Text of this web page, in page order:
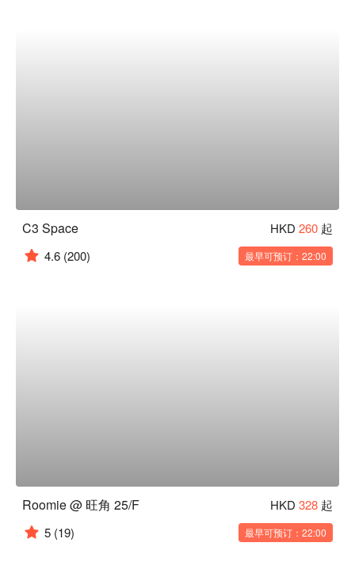
C3 Space HKD 260 起
4.6 (200) 最早可预订：22:00
Roomie @ 旺角 25/F HKD 328 起
5 (19) 最早可预订：22:00